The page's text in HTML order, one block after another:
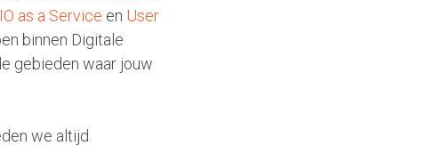
as a Service en User
binnen Digitale
gebieden waar jouw
we altijd